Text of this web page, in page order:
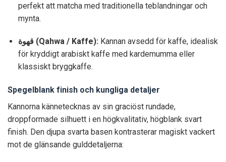
perfekt att matcha med traditionella teblandningar och
mynta.
قهوة (Qahwa / Kaffe):Kannan avsedd för kaffe, idealisk
för kryddigt arabiskt kaffe med kardemumma eller
klassiskt bryggkaffe.
Spegelblank finish och kungliga detaljer
Kannorna kännetecknas av sin graciöst rundade,
droppformade silhuett i en högkvalitativ, högblank svart
finish. Den djupa svarta basen kontrasterar magiskt vackert
mot de glänsande gulddetaljerna: